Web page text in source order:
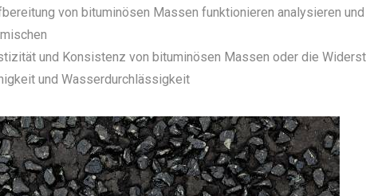
von bituminösen Massen funktionieren analysieren
und Konsistenz von bituminösen Massen oder die
und Wasserdurchlässigkeit